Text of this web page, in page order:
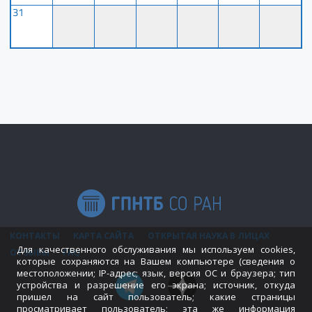
31
КОНТАКТЫ КАРТА САЙТА
ОТКРЫТАЯ НАУКА В ЛИЦАХ
ОТЗЫВЫ
FAQ
Для качественного обслуживания мы используем cookies,
которые сохраняются на Вашем компьютере (сведения о
местоположении; IP-адрес; язык, версия ОС и браузера; тип
устройства и разрешение его экрана; источник, откуда
пришел на сайт пользователь; какие страницы
просматривает пользователь; эта же информация